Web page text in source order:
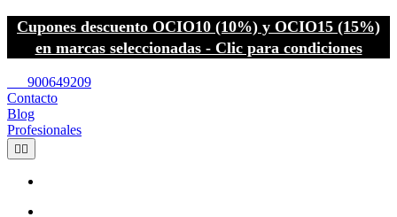
Cupones descuento OCIO10 (10%) y OCIO15 (15%)
en marcas seleccionadas - Clic para condiciones
900649209
Contacto
Blog
Profesionales
 